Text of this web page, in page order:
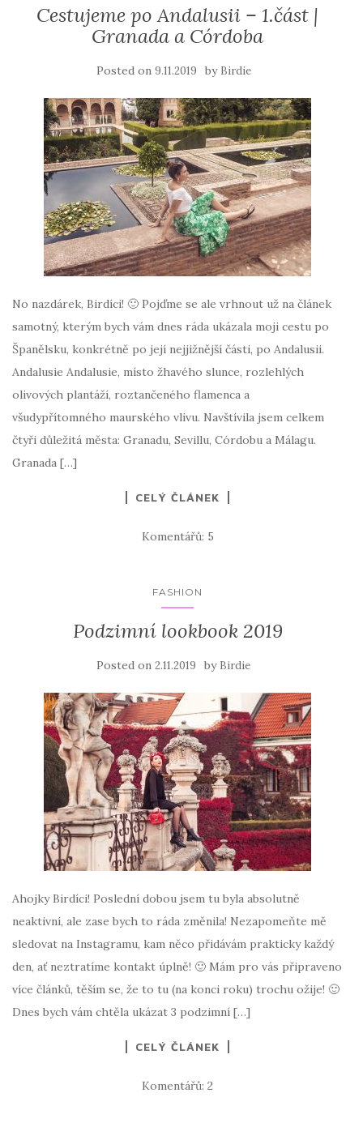
Cestujeme po Andalusii – 1.část |
Granada a Córdoba
Posted on 9.11.2019 by Birdie
No nazdárek, Birdíci! 🙂 Pojďme se ale vrhnout už na článek
samotný, kterým bych vám dnes ráda ukázala moji cestu po
Španělsku, konkrétně po její nejjižnější části, po Andalusii.
Andalusie Andalusie, místo žhavého slunce, rozlehlých
olivových plantáží, roztančeného flamenca a
všudypřítomného maurského vlivu. Navštívila jsem celkem
čtyři důležitá města: Granadu, Sevillu, Córdobu a Málagu.
Granada […]
CELÝ ČLÁNEK
Komentářů: 5
FASHION
Podzimní lookbook 2019
Posted on 2.11.2019 by Birdie
Ahojky Birdíci! Poslední dobou jsem tu byla absolutně
neaktivní, ale zase bych to ráda změnila! Nezapomeňte mě
sledovat na Instagramu, kam něco přidávám prakticky každý
den, ať neztratíme kontakt úplně! 🙂 Mám pro vás připraveno
více článků, těším se, že to tu (na konci roku) trochu ožije! 🙂
Dnes bych vám chtěla ukázat 3 podzimní […]
CELÝ ČLÁNEK
Komentářů: 2